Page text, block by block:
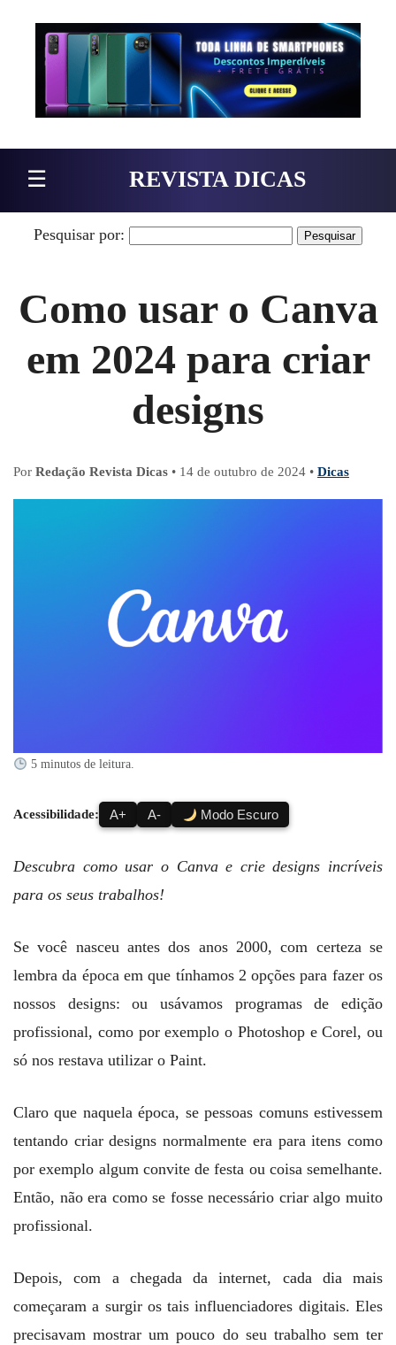
Pular para o conteúdo
☰ REVISTA DICAS
Pesquisar por:
Como usar o Canva
em 2024 para criar
designs
Por Redação Revista Dicas • 14 de outubro de 2024 • Dicas
5 minutos de leitura.
Acessibilidade: A+ A- Modo Escuro
Descubra como usar o Canva e crie designs incríveis
para os seus trabalhos!
Se você nasceu antes dos anos 2000, com certeza se
lembra da época em que tínhamos 2 opções para fazer os
nossos designs: ou usávamos programas de edição
profissional, como por exemplo o Photoshop e Corel, ou
só nos restava utilizar o Paint.
Claro que naquela época, se pessoas comuns estivessem
tentando criar designs normalmente era para itens como
por exemplo algum convite de festa ou coisa semelhante.
Então, não era como se fosse necessário criar algo muito
profissional.
Depois, com a chegada da internet, cada dia mais
começaram a surgir os tais influenciadores digitais. Eles
precisavam mostrar um pouco do seu trabalho sem ter